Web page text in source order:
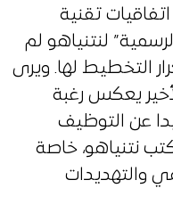
تقنية
لنتنياهو لم
التخطيط لها. ويرى
يعكس رغبة
عن التوظيف
نتنياهو، خاصة
والتهديدات